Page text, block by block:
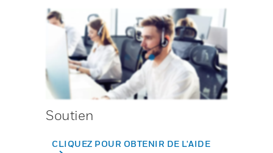
Soutien
CLIQUEZ POUR OBTENIR DE L'AIDE